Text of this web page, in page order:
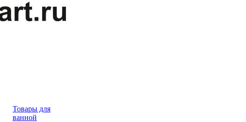
Товары для
ванной